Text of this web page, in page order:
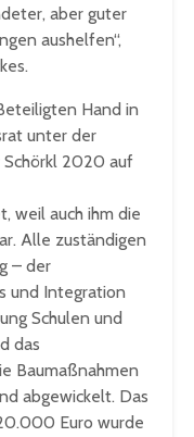
aber guter
aushelfen“,
Hand in
unter der
2020 auf
weil auch ihm die
Alle zuständigen
– der
und Integration
Schulen und
das
Baumaßnahmen
abgewickelt. Das
Euro wurde